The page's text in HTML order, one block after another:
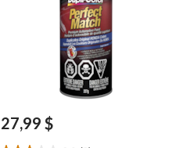
27,99 $